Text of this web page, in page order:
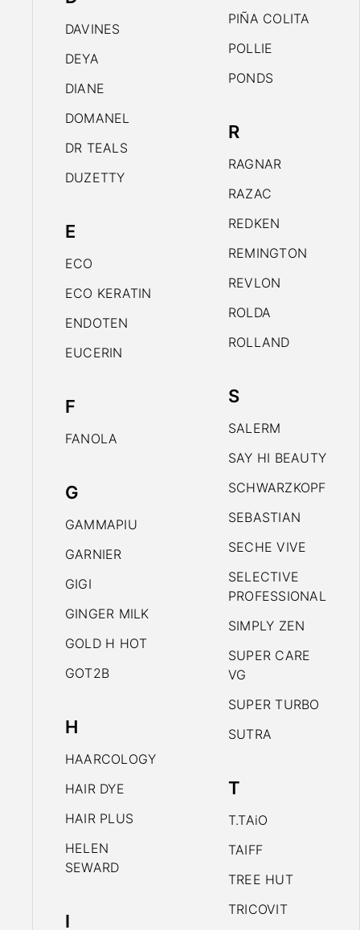
DAVINES
DEYA
DIANE
DOMANEL
DR TEALS
DUZETTY
E
ECO
ECO KERATIN
ENDOTEN
EUCERIN
F
FANOLA
G
GAMMAPIU
GARNIER
GIGI
GINGER MILK
GOLD H HOT
GOT2B
H
HAARCOLOGY
HAIR DYE
HAIR PLUS
HELEN
SEWARD
I
PIÑA COLITA
POLLIE
PONDS
R
RAGNAR
RAZAC
REDKEN
REMINGTON
REVLON
ROLDA
ROLLAND
S
SALERM
SAY HI BEAUTY
SCHWARZKOPF
SEBASTIAN
SECHE VIVE
SELECTIVE
PROFESSIONAL
SIMPLY ZEN
SUPER CARE
VG
SUPER TURBO
SUTRA
T
T.TAiO
TAIFF
TREE HUT
TRICOVIT